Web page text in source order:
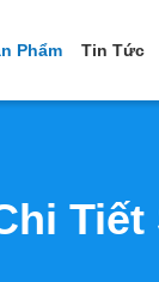
Phẩm Tin Tức
Tiết